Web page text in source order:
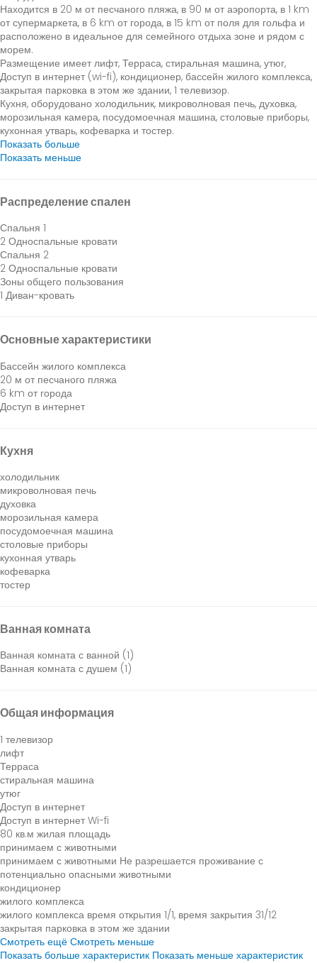
Находится в 20 м от песчаного пляжа, в 90 м от аэропорта, в 1 km
от супермаркета, в 6 km от города, в 15 km от поля для гольфа и
расположено в идеальное для семейного отдыха зоне и рядом с
морем.
Размещение имеет лифт, Терраса, стиральная машина, утюг,
Доступ в интернет (wi-fi), кондиционер, бассейн жилого комплекса,
закрытая парковка в этом же здании, 1 телевизор.
Кухня, оборудовано холодильник, микроволновая печь, духовка,
морозильная камера, посудомоечная машина, столовые приборы,
кухонная утварь, кофеварка и тостер.
Показать больше
Показать меньше
Распределение спален
Спальня 1
2 Односпальные кровати
Спальня 2
2 Односпальные кровати
Зоны общего пользования
1 Диван-кровать
Основные характеристики
Бассейн жилого комплекса
20 м от песчаного пляжа
6 km от города
Доступ в интернет
Кухня
холодильник
микроволновая печь
духовка
морозильная камера
посудомоечная машина
столовые приборы
кухонная утварь
кофеварка
тостер
Ванная комната
Ванная комната с ванной (1)
Ванная комната с душем (1)
Общая информация
1 телевизор
лифт
Терраса
стиральная машина
утюг
Доступ в интернет
Доступ в интернет Wi-fi
80 кв.м жилая площадь
принимаем с животными
принимаем с животными Не разрешается проживание с
потенциально опасными животными
кондиционер
жилого комплекса
жилого комплекса время открытия 1/1, время закрытия 31/12
закрытая парковка в этом же здании
Смотреть ещё Смотреть меньше
Показать больше характеристик Показать меньше характеристик